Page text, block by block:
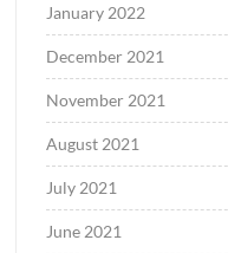
January 2022
December 2021
November 2021
August 2021
July 2021
June 2021